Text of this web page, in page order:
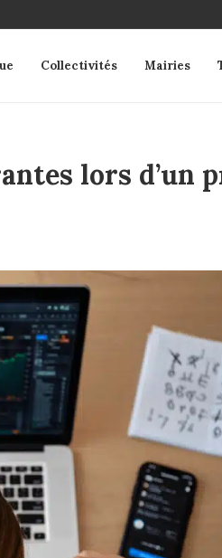
Collectivités Mairies
lors d’un